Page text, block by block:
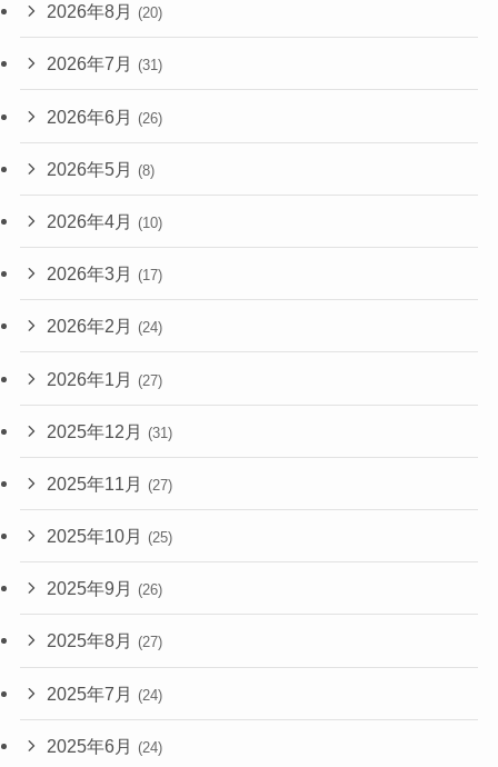
2026年8月 (20)
2026年7月 (31)
2026年6月 (26)
2026年5月 (8)
2026年4月 (10)
2026年3月 (17)
2026年2月 (24)
2026年1月 (27)
2025年12月 (31)
2025年11月 (27)
2025年10月 (25)
2025年9月 (26)
2025年8月 (27)
2025年7月 (24)
2025年6月 (24)